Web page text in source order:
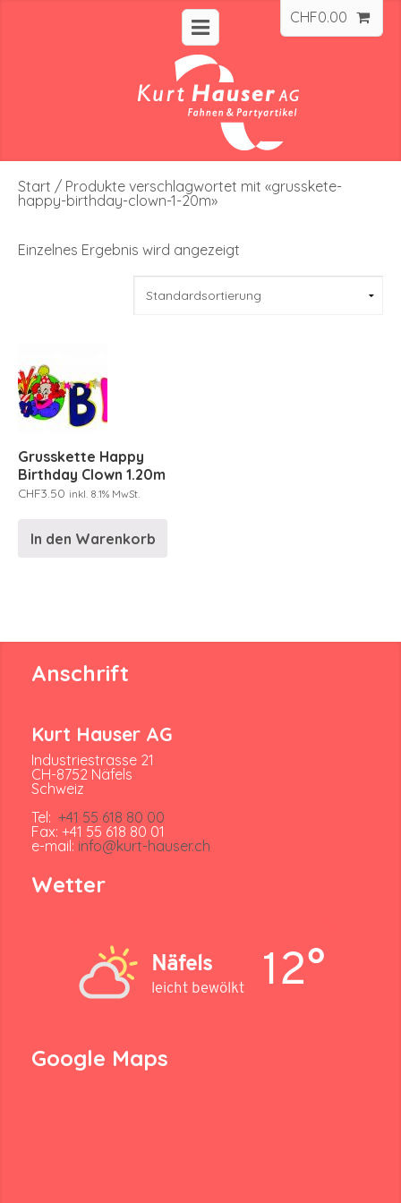
CHF0.00
Start / Produkte verschlagwortet mit «grusskete-
happy-birthday-clown-1-20m»
Einzelnes Ergebnis wird angezeigt
Grusskette Happy
Birthday Clown 1.20m
CHF3.50 inkl. 8.1% MwSt.
In den Warenkorb
Anschrift
Kurt Hauser AG
Industriestrasse 21
CH-8752 Näfels
Schweiz
Tel: +41 55 618 80 00
Fax: +41 55 618 80 01
e-mail: info@kurt-hauser.ch
Wetter
Näfels
leicht bewölkt 12°
Google Maps